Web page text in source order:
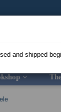
and shipped